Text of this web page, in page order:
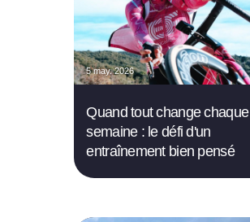
5 may. 2026
Quand tout change chaque
semaine : le défi d'un
entraînement bien pensé